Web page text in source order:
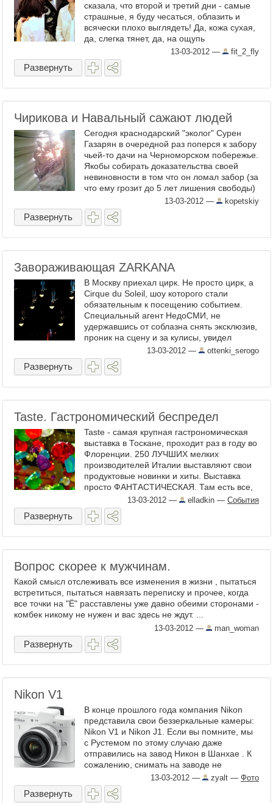
сказала, что второй и третий дни - самые
страшные, я буду чесаться, облазить и
всячески плохо выглядеть! Да, кожа сухая,
да, слегка тянет, да, на ощупь
непривычная, но мне ...13-03-2012 — fit_2_fly
Развернуть
Чирикова и Навальный сажают людей
Сегодня краснодарский "эколог" Сурен
Газарян в очередной раз поперся к забору
чьей-то дачи на Черноморском побережье.
Якобы собирать доказательства своей
невиновности в том что он ломал забор (за
что ему грозит до 5 лет лишения свободы)
13-03-2012 — kopetskiy
Развернуть
Завораживающая ZARKANA
В Москву приехал цирк. Не просто цирк, а
Cirque du Soleil, шоу которого стали
обязательным к посещению событием.
Специальный агент НедоСМИ, не
удержавшись от соблазна снять эксклюзив,
проник на сцену и за кулисы, увидел
репетицию трюков и даже с риском ...
13-03-2012 — ottenki_serogo
Развернуть
Taste. Гастрономический беспредел
Taste - самая крупная гастрономическая
выставка в Тоскане, проходит раз в году во
Флоренции. 250 ЛУЧШИХ мелких
производителей Италии выставляют свои
продуктовые новинки и хиты. Выставка
просто ФАНТАСТИЧЕСКАЯ. Там есть все,
что душа пожелает, все ...
13-03-2012 — elladkin — События
Развернуть
Вопрос скорее к мужчинам.
Какой смысл отслеживать все изменения в жизни , пытаться
встретиться, пытаться навязать переписку и прочее, когда
все точки на "Ё" расставлены уже давно обеими сторонами -
комбек никому не нужен и вас здесь не ждут. ...
13-03-2012 — man_woman
Развернуть
Nikon V1
В конце прошлого года компания Nikon
представила свои беззеркальные камеры:
Nikon V1 и Nikon J1. Если вы помните, мы
с Рустемом по этому случаю даже
отправились на завод Никон в Шанхае . К
сожалению, снимать на заводе не
разрешили, а вот камеры ...
13-03-2012 — zyalt — Фото
Развернуть